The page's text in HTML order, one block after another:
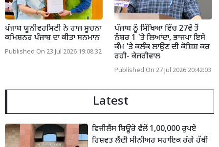
ਪੰਜਾਬ ਯੂਨੀਵਰਸਿਟੀ ਨੇ ਰਾਜ ਸੂਚਨਾ
ਕਮਿਸ਼ਨਰ ਪੰਜਾਬ ਦਾ ਕੀਤਾ ਸਨਮਾਨ
Published On 23 Jul 2026 19:08:32
ਪੰਜਾਬ ਨੂੰ ਸਿੱਖਿਆ ਵਿੱਚ 27ਵੇਂ ਤੋਂ
ਨੰਬਰ 1 'ਤੇ ਲਿਆਂਦਾ, ਭਾਜਪਾ ਇਸੇ
ਕੰਮ 'ਤੇ ਕਲੰਕ ਲਾਉਣ ਦੀ ਕੋਸ਼ਿਸ਼ ਕਰ
ਰਹੀ- ਕੇਜਰੀਵਾਲ
Published On 27 Jul 2026 20:42:03
Latest
ਵਿਜੀਲੈਂਸ ਬਿਊਰੋ ਵੱਲੋਂ 1,00,000 ਰੁਪਏ
ਰਿਸ਼ਵਤ ਲੈਂਦੀ ਸੀਨੀਅਰ ਸਹਾਇਕ ਰੰਗੇ ਹੱਥੀਂ